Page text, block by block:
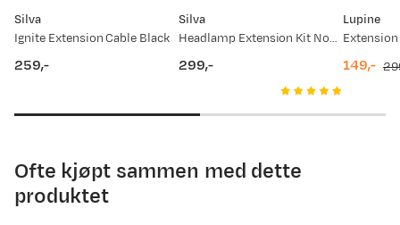
8 måneder siden
Valgt farge: No colour
Silva
Ignite Extension Cable Black
259,-
Silva
Headlamp Extension Kit Nocolour
299,-
Lupine
149,-
Ofte kjøpt sammen med dette
produktet